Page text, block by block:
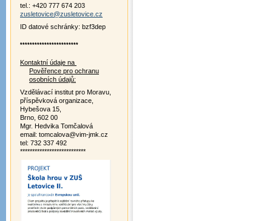
tel.: +420 777 674 203
zusletovice@zusletovice.cz
ID datové schránky: bzf3dep
************************
Kontaktní údaje na
Pověřence pro ochranu
osobních údajů:
Vzdělávací institut pro Moravu,
příspěvková organizace,
Hybešova 15,
Brno, 602 00
Mgr. Hedvika Tomčalová
email: tomcalova@vim-jmk.cz
tel: 732 337 492
***************************